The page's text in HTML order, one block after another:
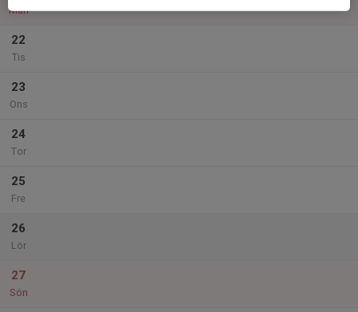
Mån
22
Tis
23
Ons
24
Tor
25
Fre
26
Lör
27
Sön